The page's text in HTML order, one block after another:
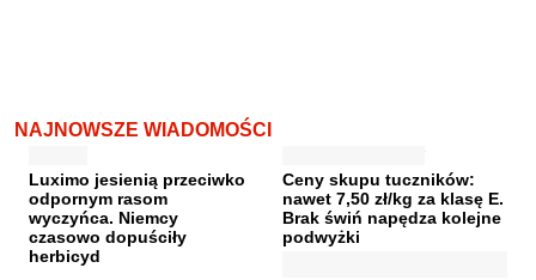
NAJNOWSZE WIADOMOŚCI
Luximo jesienią przeciwko
odpornym rasom
wyczyńca. Niemcy
czasowo dopuściły
herbicyd
Ceny skupu tuczników:
nawet 7,50 zł/kg za klasę E.
Brak świń napędza kolejne
podwyżki